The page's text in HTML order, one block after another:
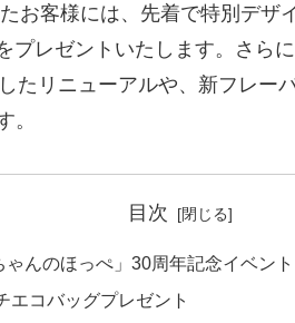
お客様には、先着で特別デザ
プレゼントいたします。さら
たリニューアルや、新フレー
。
目次
ゃんのほっぺ」30周年記念イベント
エコバッグプレゼント